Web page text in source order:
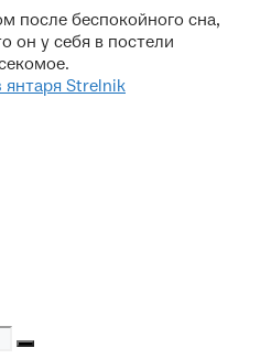
после беспокойного сна,
он у себя в постели